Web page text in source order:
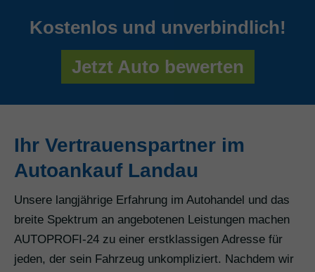
Kostenlos und unverbindlich!
Jetzt Auto bewerten
Ihr Vertrauenspartner im
Autoankauf Landau
Unsere langjährige Erfahrung im Autohandel und das
breite Spektrum an angebotenen Leistungen machen
AUTOPROFI-24 zu einer erstklassigen Adresse für
jeden, der sein Fahrzeug unkompliziert. Nachdem wir